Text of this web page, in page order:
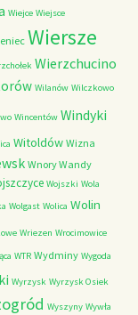
Wiejce Wiejsce
Wiersze
Wierzchucino
Wilanów Wilczkowo
Wincentów Windyki
Witoldów Wizna
Wnory Wandy
Wojszki Wola
Wolgast Wolica Wolin
Wriezen Wrocimowice
WTR Wydminy Wygoda
Wyrzysk Wyrzysk Osiek
Wyszyny Wywła